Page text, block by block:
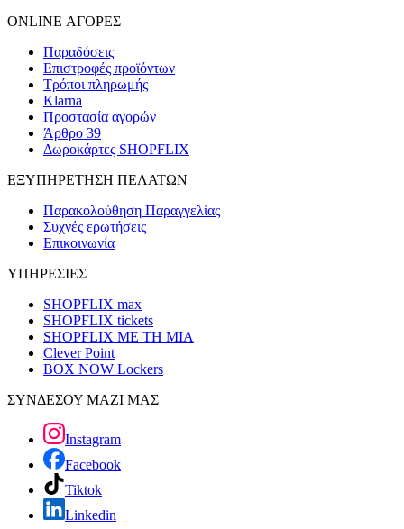
ONLINE ΑΓΟΡΕΣ
Παραδόσεις
Επιστροφές προϊόντων
Τρόποι πληρωμής
Klarna
Προστασία αγορών
Άρθρο 39
Δωροκάρτες SHOPFLIX
ΕΞΥΠΗΡΕΤΗΣΗ ΠΕΛΑΤΩΝ
Παρακολούθηση Παραγγελίας
Συχνές ερωτήσεις
Επικοινωνία
ΥΠΗΡΕΣΙΕΣ
SHOPFLIX max
SHOPFLIX tickets
SHOPFLIX ΜΕ ΤΗ ΜΙΑ
Clever Point
BOX NOW Lockers
ΣΥΝΔΕΣΟΥ ΜΑΖΙ ΜΑΣ
Instagram
Facebook
Tiktok
Linkedin